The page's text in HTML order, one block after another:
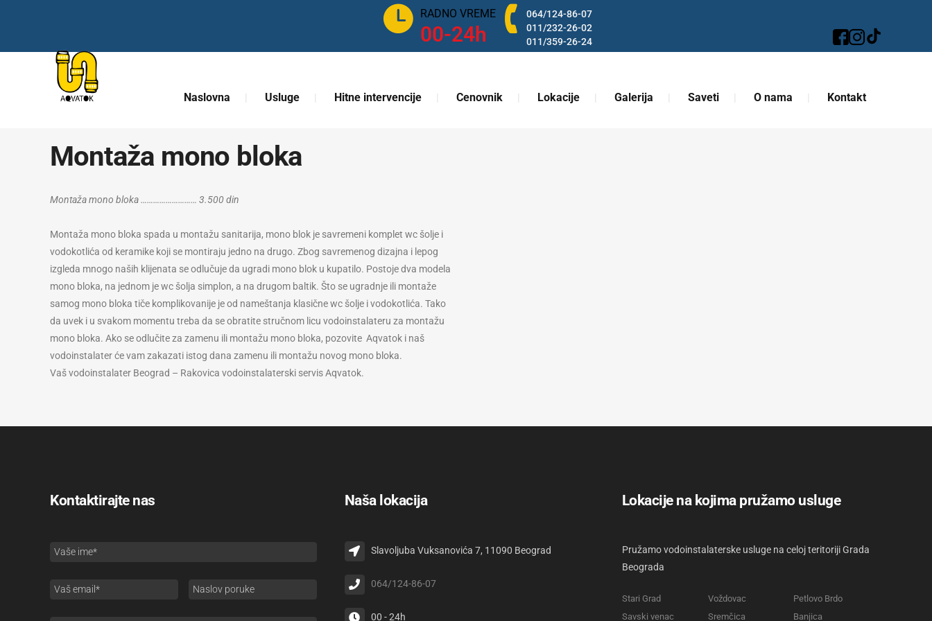
RADNO VREME
00-24h
064/124-86-07
011/232-26-02
011/359-26-24
Naslovna Usluge Hitne intervencije Cenovnik Lokacije Galerija Saveti O nama Kontakt
Montaža mono bloka
Montaža mono bloka ……………………… 3.500 din
Montaža mono bloka spada u montažu sanitarija, mono blok je savremeni komplet wc šolje i
vodokotlića od keramike koji se montiraju jedno na drugo. Zbog savremenog dizajna i lepog
izgleda mnogo naših klijenata se odlučuje da ugradi mono blok u kupatilo. Postoje dva modela
mono bloka, na jednom je wc šolja simplon, a na drugom baltik. Što se ugradnje ili montaže
samog mono bloka tiče komplikovanije je od nameštanja klasične wc šolje i vodokotlića. Tako
da uvek i u svakom momentu treba da se obratite stručnom licu vodoinstalateru za montažu
mono bloka. Ako se odlučite za zamenu ili montažu mono bloka, pozovite Aqvatok i naš
vodoinstalater će vam zakazati istog dana zamenu ili montažu novog mono bloka.
Vaš vodoinstalater Beograd – Rakovica vodoinstalaterski servis Aqvatok.
Kontaktirajte nas Naša lokacija
Slavoljuba Vuksanovića 7, 11090 Beograd
064/124-86-07
00 - 24h
Lokacije na kojima pružamo usluge
Pružamo vodoinstalaterske usluge na celoj teritoriji Grada
Beograda
Stari Grad
Savski venac
Voždovac
Sremčica
Petlovo Brdo
Banjica